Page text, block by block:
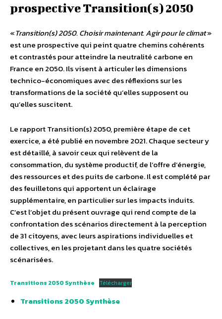
prospective Transition(s) 2050
«Transition(s) 2050. Choisir maintenant. Agir pour le climat»
est une prospective qui peint quatre chemins cohérents
et contrastés pour atteindre la neutralité carbone en
France en 2050. Ils visent à articuler les dimensions
technico-économiques avec des réflexions sur les
transformations de la société qu’elles supposent ou
qu’elles suscitent.
Le rapport Transition(s) 2050, première étape de cet
exercice, a été publié en novembre 2021. Chaque secteur y
est détaillé, à savoir ceux qui relèvent de la
consommation, du système productif, de l’offre d’énergie,
des ressources et des puits de carbone. Il est complété par
des feuilletons qui apportent un éclairage
supplémentaire, en particulier sur les impacts induits.
C’est l’objet du présent ouvrage qui rend compte de la
confrontation des scénarios directement à la perception
de 31 citoyens, avec leurs aspirations individuelles et
collectives, en les projetant dans les quatre sociétés
scénarisées.
Transitions 2050 Synthèse Télécharger
Transitions 2050 Synthèse